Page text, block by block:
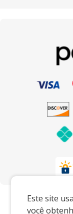
Este site
você